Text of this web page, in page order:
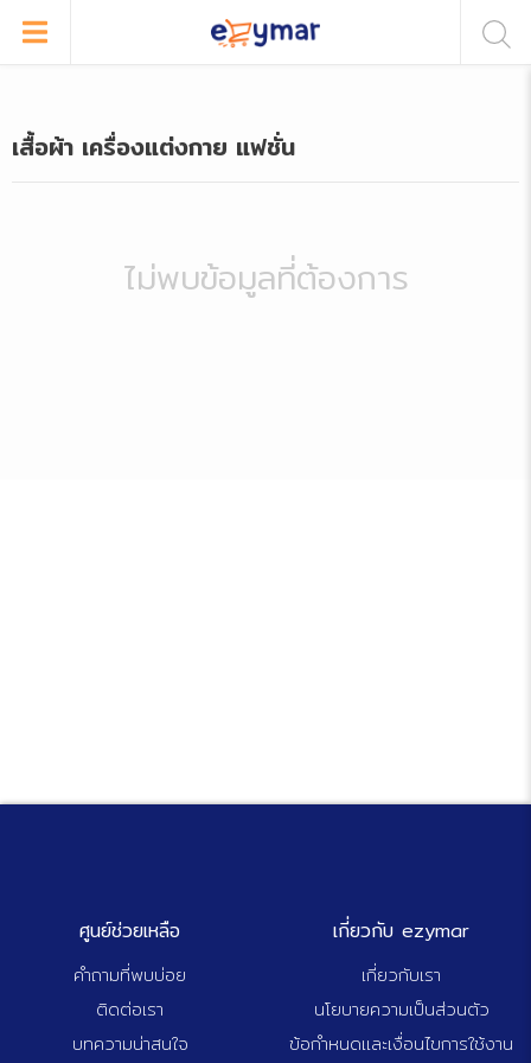
เสื้อผ้า เครื่องแต่งกาย แฟชั่น
ไม่พบข้อมูลที่ต้องการ
ศูนย์ช่วยเหลือ
คำถามที่พบบ่อย
ติดต่อเรา
บทความน่าสนใจ
เกี่ยวกับ ezymar
เกี่ยวกับเรา
นโยบายความเป็นส่วนตัว
ข้อกำหนดและเงื่อนไขการใช้งาน